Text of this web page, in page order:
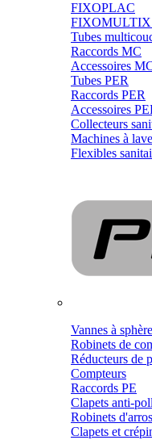
FIXOPLAC
FIXOMULTIX
Tubes
Raccords MC
Accessoires
Tubes PER
Raccords PER
Accessoires
Collecteurs
Machines à
Flexibles
Vannes à sphère
Robinets de
Réducteurs de
Compteurs
Raccords PE
Clapets anti-
Robinets
Clapets et